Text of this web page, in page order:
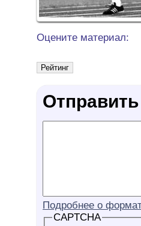
Оцените материал:
Подробнее о
CAPTCHA